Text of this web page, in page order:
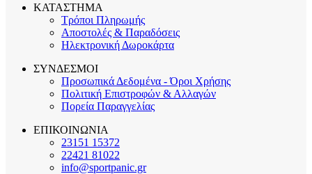
ΚΑΤΑΣΤΗΜΑ
Τρόποι Πληρωμής
Αποστολές & Παραδόσεις
Ηλεκτρονική Δωροκάρτα
ΣΥΝΔΕΣΜΟΙ
Προσωπικά Δεδομένα - Όροι Χρήσης
Πολιτική Επιστροφών & Αλλαγών
Πορεία Παραγγελίας
ΕΠΙΚΟΙΝΩΝΙΑ
23151 15372
22421 81022
info@sportpanic.gr